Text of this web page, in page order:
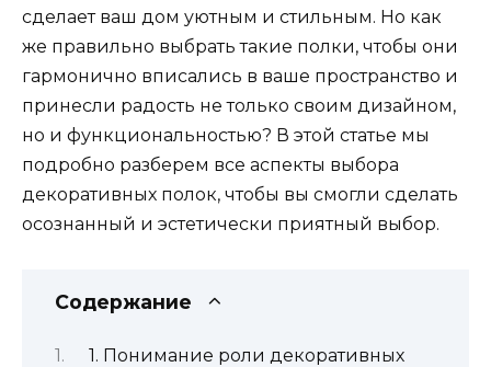
сделает ваш дом уютным и стильным. Но как
же правильно выбрать такие полки, чтобы они
гармонично вписались в ваше пространство и
принесли радость не только своим дизайном,
но и функциональностью? В этой статье мы
подробно разберем все аспекты выбора
декоративных полок, чтобы вы смогли сделать
осознанный и эстетически приятный выбор.
Содержание
1. Понимание роли декоративных